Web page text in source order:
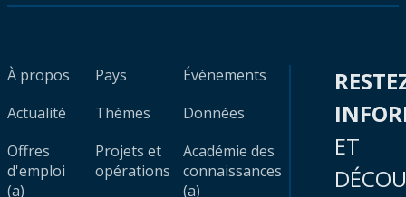
À propos
Actualité
Offres
d'emploi
(a)
Pays
Thèmes
Projets et
opérations
Évènements
Données
Académie des
connaissances
(a)
ET